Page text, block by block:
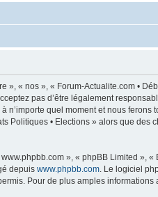
« nos », « Forum-Actualite.com •
pas d’être légalement
quel moment et nous
• Elections » alors que des
», « phpBB Limited »,
depuis www.phpbb.com. Le logiciel
Pour de plus amples